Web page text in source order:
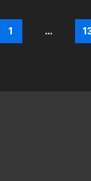
Página
1
…